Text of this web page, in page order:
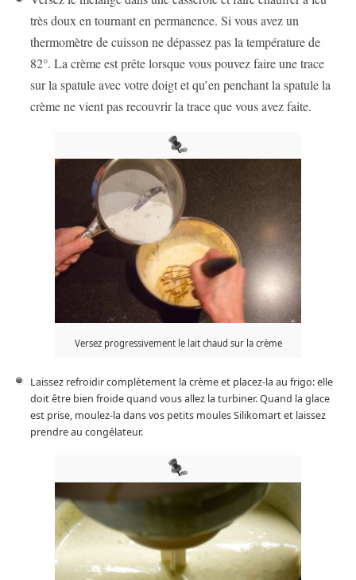
très doux en tournant en permanence. Si vous avez un
thermomètre de cuisson ne dépassez pas la température de
82°. La crème est prête lorsque vous pouvez faire une trace
sur la spatule avec votre doigt et qu’en penchant la spatule la
crème ne vient pas recouvrir la trace que vous avez faite.
Versez progressivement le lait chaud sur la crème
Laissez refroidir complètement la crème et placez-la au frigo: elle
doit être bien froide quand vous allez la turbiner. Quand la glace
est prise, moulez-la dans vos petits moules Silikomart et laissez
prendre au congélateur.